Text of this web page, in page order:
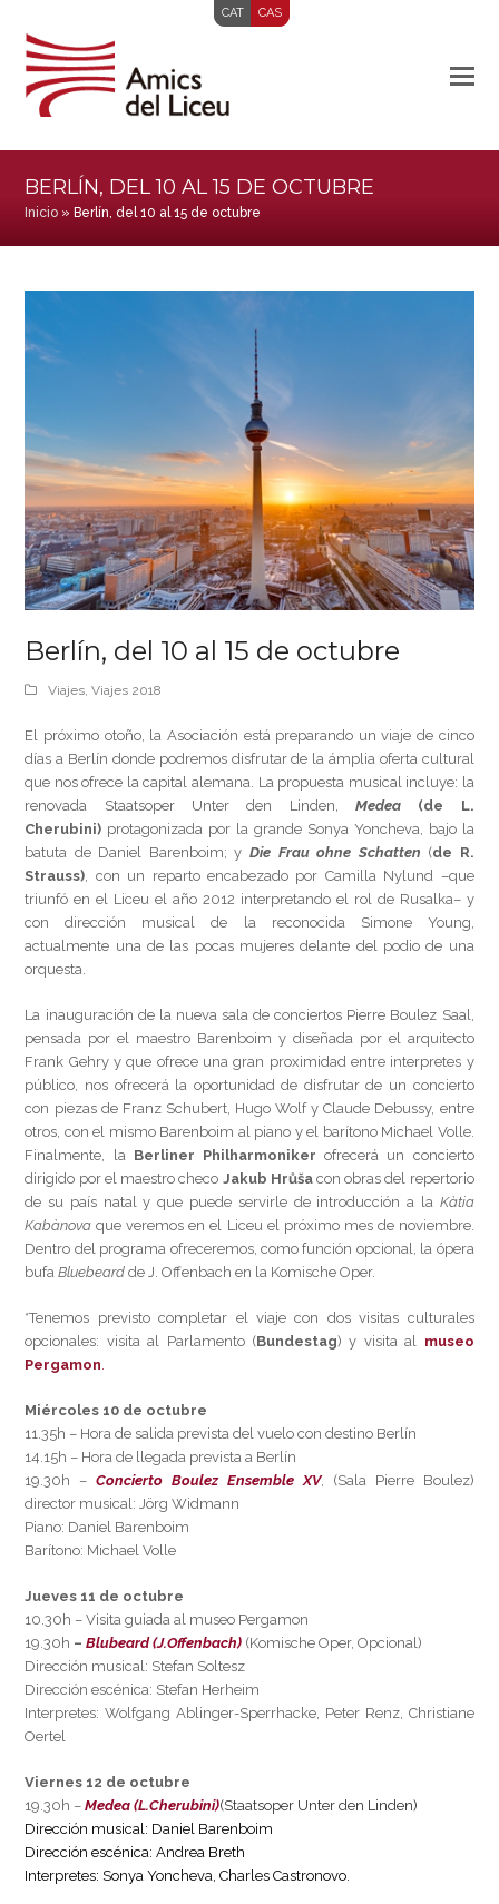
CAT CAS
BERLÍN, DEL 10 AL 15 DE OCTUBRE
Inicio » Berlín, del 10 al 15 de octubre
Berlín, del 10 al 15 de octubre
Viajes,Viajes 2018
El próximo otoño, la Asociación está preparando un viaje de cinco
días a Berlín donde podremos disfrutar de la ámplia oferta cultural
que nos ofrece la capital alemana. La propuesta musical incluye: la
renovada Staatsoper Unter den Linden, Medea(de L.
Cherubini) protagonizada por la grande Sonya Yoncheva, bajo la
batuta de Daniel Barenboim; y Die Frau ohne Schatten (de R.
Strauss), con un reparto encabezado por Camilla Nylund –que
triunfó en el Liceu el año 2012 interpretando el rol de Rusalka– y
con dirección musical de la reconocida Simone Young,
actualmente una de las pocas mujeres delante del podio de una
orquesta.
La inauguración de la nueva sala de conciertos Pierre Boulez Saal,
pensada por el maestro Barenboim y diseñada por el arquitecto
Frank Gehry y que ofrece una gran proximidad entre interpretes y
público, nos ofrecerá la oportunidad de disfrutar de un concierto
con piezas de Franz Schubert, Hugo Wolf y Claude Debussy, entre
otros, con el mismo Barenboim al piano y el barítono Michael Volle.
Finalmente, la Berliner Philharmoniker ofrecerá un concierto
dirigido por el maestro checo Jakub Hrůšacon obras del repertorio
de su país natal y que puede servirle de introducción a la Kàtia
Kabànovaque veremos en el Liceu el próximo mes de noviembre.
Dentro del programa ofreceremos, como función opcional, la ópera
bufaBluebeard de J. Offenbach en la Komische Oper.
*Tenemos previsto completar el viaje con dos visitas culturales
opcionales: visita al Parlamento (Bundestag) y visita al museo
Pergamon.
Miércoles 10 de octubre
11.35h – Hora de salida prevista del vuelo con destino Berlín
14.15h – Hora de llegada prevista a Berlín
19.30h –Concierto Boulez Ensemble XV, (Sala Pierre Boulez)
director musical: Jörg Widmann
Piano: Daniel Barenboim
Barítono: Michael Volle
Jueves 11 de octubre
10.30h – Visita guiada al museo Pergamon
19.30h –Blubeard (J.Offenbach) (Komische Oper, Opcional)
Dirección musical: Stefan Soltesz
Dirección escénica: Stefan Herheim
Interpretes: Wolfgang Ablinger-Sperrhacke, Peter Renz, Christiane
Oertel
Viernes 12 de octubre
19.30h –Medea (L.Cherubini)(Staatsoper Unter den Linden)
Dirección musical: Daniel Barenboim
Dirección escénica: Andrea Breth
Interpretes: Sonya Yoncheva, Charles Castronovo.